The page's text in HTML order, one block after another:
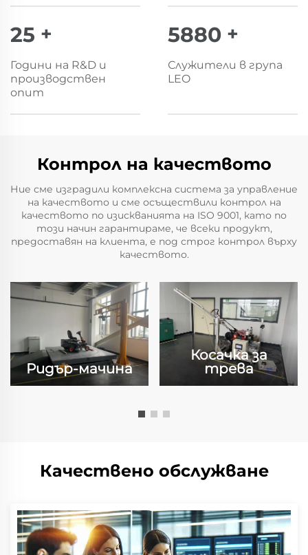
25 +
Години на R&D и
производствен
опит
6000 +
Служители в група
LEO
Контрол на качеството
Ние сме изградили комплексна система за управление
на качеството и сме осъществили контрол на
качеството по изискванията на ISO 9001, като по
този начин гарантираме, че всеки продукт,
предоставян на клиента, е под строг контрол върху
качеството.
Ридър-мачина
Косачка за
трева
Качествено обслужване